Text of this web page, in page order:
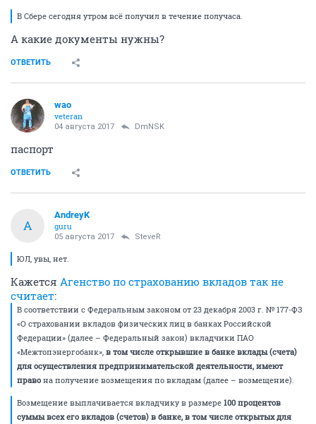
В Сбере сегодня утром всё получил в течение получаса.
А какие документы нужны?
ОТВЕТИТЬ
wao
veteran
04 августа 2017 DmNSK
паспорт
ОТВЕТИТЬ
A
AndreyK
guru
05 августа 2017 SteveR
ЮЛ, увы, нет.
Кажется Агенство по страхованию вкладов так не
считает:
В соответствии с Федеральным законом от 23 декабря 2003 г. № 177-ФЗ
«О страховании вкладов физических лиц в банках Российской
Федерации» (далее – Федеральный закон) вкладчики ПАО
«Межтопэнергобанк», в том числе открывшие в банке вклады (счета)
для осуществления предпринимательской деятельности, имеют
право на получение возмещения по вкладам (далее – возмещение).
Возмещение выплачивается вкладчику в размере 100 процентов
суммы всех его вкладов (счетов) в банке, в том числе открытых для